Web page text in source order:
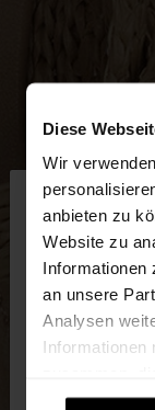
Diese
Wir
anbieten zu
Website zu
Informationen
an unsere
Analysen
Informationen
die sie im
hallo
Sie greifen
Möchten Sie